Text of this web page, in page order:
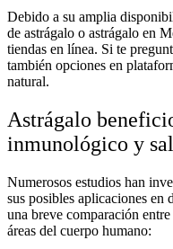
Debido a su amplia
de astrágalo o astrágalo en
tiendas en línea. Si te
también opciones en
natural.
Astrágalo
inmunológico y
Numerosos estudios han
sus posibles aplicaciones en
una breve comparación
áreas del cuerpo humano: